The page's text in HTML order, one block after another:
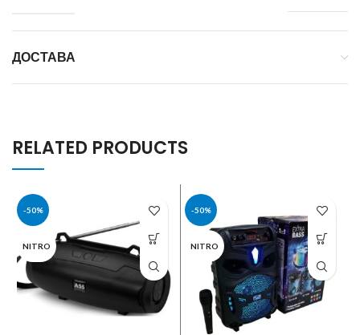
ДОСТАВА
RELATED PRODUCTS
-50%
NITRO
-50%
NITRO